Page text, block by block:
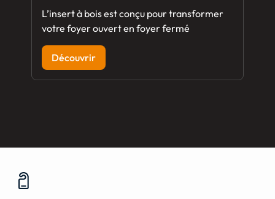
L’insert à bois est conçu pour transformer
votre foyer ouvert en foyer fermé
Découvrir